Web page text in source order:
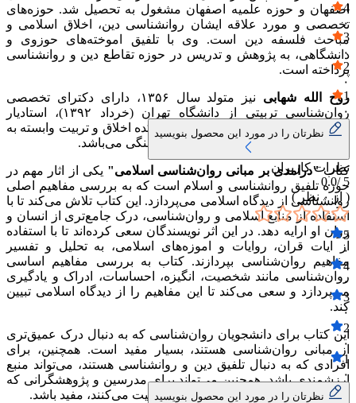
اصفهان و حوزه علمیه اصفهان مشغول به تحصیل شد. حوزه‌های
تخصصی و مورد علاقه ایشان روانشناسی دین، اخلاق اسلامی و
مباحث فلسفه دین است. وی با تلفیق اموخته‌های حوزوی و
دانشگاهی، به پژوهش و تدریس در حوزه تقاطع دین و روانشناسی
پرداخته است.
روح الله شهابی
نیز متولد سال ۱۳۵۶، دارای دکترای تخصصی
روان‌شناسی تربیتی از دانشگاه تهران (خرداد ۱۳۹۲)، استادیار
پژوهشی در گروه روان‌شناسیِ پژوهشکده اخلاق و تربیت وابسته به
پژوهشگاه علوم انسانی و مطالعات فرهنگی می‌باشد.
کتاب"درامدی بر مبانی روان‌شناسی اسلامی" یکی از اثار مهم در
حوزه تلفیق روانشناسی و اسلام است که به بررسی مفاهیم اصلی
روانشناسی از دیدگاه اسلامی می‌پردازد. این کتاب تلاش می‌کند تا با
استفاده از منابع اسلامی و روان‌شناسی، درک جامع‌تری از انسان و
روان او ارایه دهد. در این اثر نویسندگان سعی کرده‌اند تا با استفاده
از ایات قران، روایات و اموزه‌های اسلامی، به تحلیل و تفسیر
مفاهیم روان‌شناسی بپردازند. کتاب به بررسی مفاهیم اساسی
روان‌شناسی مانند شخصیت، انگیزه، احساسات، ادراک و یادگیری
می‌پردازد و سعی می‌کند تا این مفاهیم را از دیدگاه اسلامی تبیین
کند.
این کتاب برای دانشجویان روان‌شناسی که به دنبال درک عمیق‌تری
از مبانی روان‌شناسی هستند، بسیار مفید است. همچنین، برای
افرادی که به دنبال تلفیق دین و روانشناسی هستند، می‌تواند منبع
ارزشمندی باشد. همچنین می‌تواند برای مدرسین و پژوهشگرانی که
در حوزه تلفیق روانشناسی و اسلام فعالیت می‌کنند، مفید باشد.
4
۰
3
۰
2
۰
1
۰
نظرتان را در مورد این محصول بنویسید
نظرات کاربران
5 /
0.0
( از ۰ نظر )
5
۰
4
۰
3
۰
2
۰
1
۰
نظرتان را در مورد این محصول بنویسید